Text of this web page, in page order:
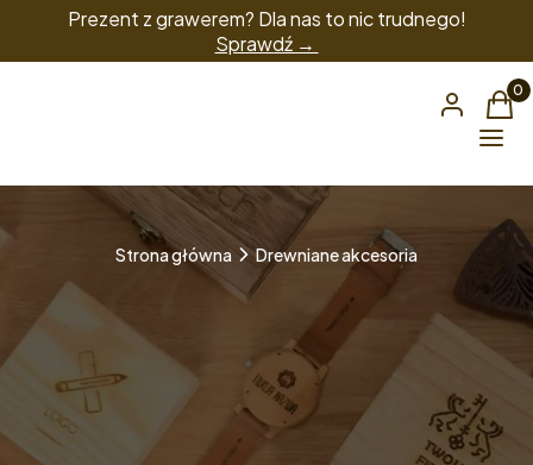
Prezent z grawerem? Dla nas to nic trudnego!
Sprawdź →
Zaloguj się
Menu
Strona główna Drewniane akcesoria